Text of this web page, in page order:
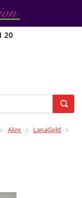
20
Alize
LanaGold